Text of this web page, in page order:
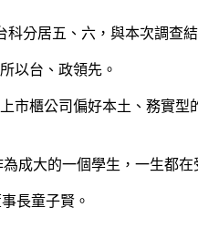
分居五、六，與本次調查
以台、政領先。
市櫃公司偏好本土、務實型
成大的一個學生，一生都在
長童子賢。